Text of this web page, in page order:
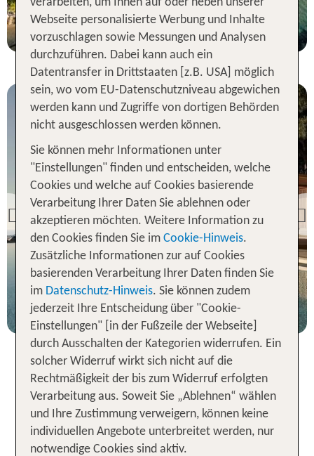
Previous
Rhodos
Esperos Village Blue &
Spa - Adults Only
98 % Weiterempfehlung
7 Nächte, HP, DZ
1968 €
p.P. ab 1700 €
Erholung pur in deinem
Erwachsenenhotel in
Griechenland
verarbeiten, um Ihnen auf oder neben unserer
Webseite personalisierte Werbung und Inhalte
vorzuschlagen sowie Messungen und Analysen
durchzuführen. Dabei kann auch ein
Datentransfer in Drittstaaten [z.B. USA] möglich
sein, wo vom EU-Datenschutzniveau abgewichen
werden kann und Zugriffe von dortigen Behörden
nicht ausgeschlossen werden können.
Sie können mehr Informationen unter
"Einstellungen" finden und entscheiden, welche
Cookies und welche auf Cookies basierende
Verarbeitung Ihrer Daten Sie ablehnen oder
akzeptieren möchten. Weitere Information zu
den Cookies finden Sie im Cookie-Hinweis.
Zusätzliche Informationen zur auf Cookies
basierenden Verarbeitung Ihrer Daten finden Sie
im Datenschutz-Hinweis. Sie können zudem
jederzeit Ihre Entscheidung über "Cookie-
Einstellungen" [in der Fußzeile der Webseite]
durch Ausschalten der Kategorien widerrufen. Ein
solcher Widerruf wirkt sich nicht auf die
Rechtmäßigkeit der bis zum Widerruf erfolgten
Verarbeitung aus. Soweit Sie „Ablehnen“ wählen
und Ihre Zustimmung verweigern, können keine
individuellen Angebote unterbreitet werden, nur
notwendige Cookies sind aktiv.